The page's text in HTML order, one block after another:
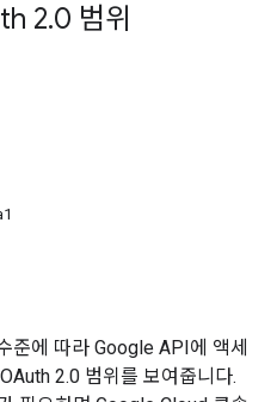
2.0 범위
준에 따라 Google API에 액세
2.0 범위를 보여줍니다.